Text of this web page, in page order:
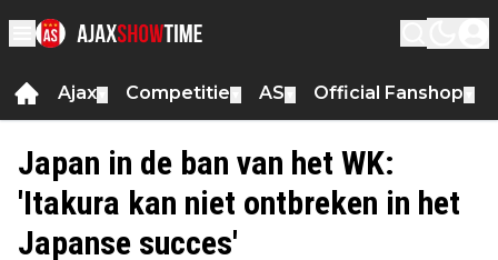
Ajax Competitie AS Official Fanshop
Japan in de ban van het WK:
'Itakura kan niet ontbreken in het
Japanse succes'